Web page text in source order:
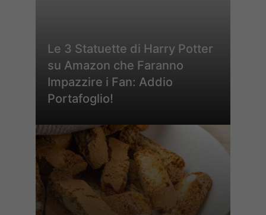
Le 3 Statuette di Harry Potter
su Amazon che Faranno
Impazzire i Fan: Addio
Portafoglio!